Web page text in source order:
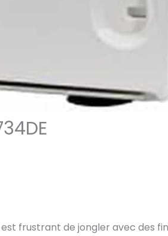
frustrant de jongler avec des